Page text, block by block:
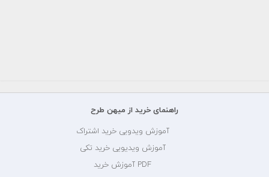
راهنمای خرید از میهن طرح
آموزش ویدویی خرید اشتراک
آموزش ویدیویی خرید تکی
PDF آموزش خرید